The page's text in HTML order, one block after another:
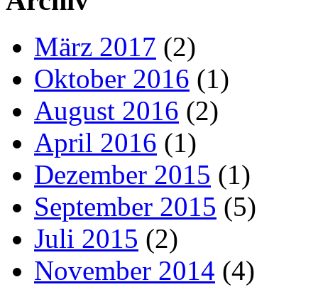
März 2017 (2)
Oktober 2016 (1)
August 2016 (2)
April 2016 (1)
Dezember 2015 (1)
September 2015 (5)
Juli 2015 (2)
November 2014 (4)